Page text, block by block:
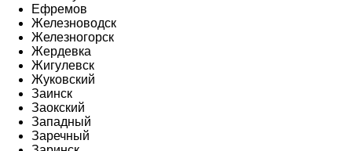
Ефремов
Железноводск
Железногорск
Жердевка
Жигулевск
Жуковский
Заинск
Заокский
Западный
Заречный